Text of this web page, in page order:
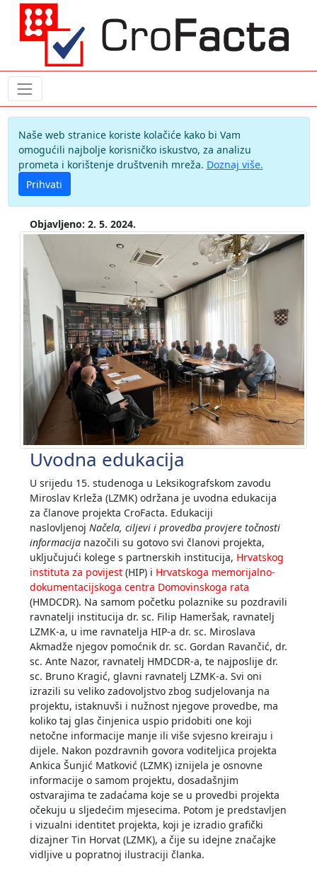
Naše web stranice koriste kolačiće kako bi Vam
omogućili najbolje korisničko iskustvo, za analizu
prometa i korištenje društvenih mreža. Doznaj više.
Prihvati
Objavljeno: 2. 5. 2024.
Uvodna edukacija
U srijedu 15. studenoga u Leksikografskom zavodu
Miroslav Krleža (LZMK) održana je uvodna edukacija
za članove projekta CroFacta. Edukaciji
naslovljenoj Načela, ciljevi i provedba provjere točnosti
informacija nazočili su gotovo svi članovi projekta,
uključujući kolege s partnerskih institucija, Hrvatskog
instituta za povijest (HIP) i Hrvatskoga memorijalno-
dokumentacijskoga centra Domovinskoga rata
(HMDCDR). Na samom početku polaznike su pozdravili
ravnatelji institucija dr. sc. Filip Hameršak, ravnatelj
LZMK-a, u ime ravnatelja HIP-a dr. sc. Miroslava
Akmadže njegov pomoćnik dr. sc. Gordan Ravančić, dr.
sc. Ante Nazor, ravnatelj HMDCDR-a, te najposlije dr.
sc. Bruno Kragić, glavni ravnatelj LZMK-a. Svi oni
izrazili su veliko zadovoljstvo zbog sudjelovanja na
projektu, istaknuvši i nužnost njegove provedbe, ma
koliko taj glas činjenica uspio pridobiti one koji
netočne informacije manje ili više svjesno kreiraju i
dijele. Nakon pozdravnih govora voditeljica projekta
Ankica Šunjić Matković (LZMK) iznijela je osnovne
informacije o samom projektu, dosadašnjim
ostvarajima te zadaćama koje se u provedbi projekta
očekuju u sljedećim mjesecima. Potom je predstavljen
i vizualni identitet projekta, koji je izradio grafički
dizajner Tin Horvat (LZMK), a čije su idejne značajke
vidljive u popratnoj ilustraciji članka.